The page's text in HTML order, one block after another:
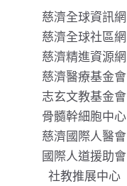
慈濟全球資訊網
慈濟全球社區網
慈濟精進資源網
慈濟醫療基金會
志玄文教基金會
骨髓幹細胞中心
慈濟國際人醫會
國際人道援助會
社教推展中心